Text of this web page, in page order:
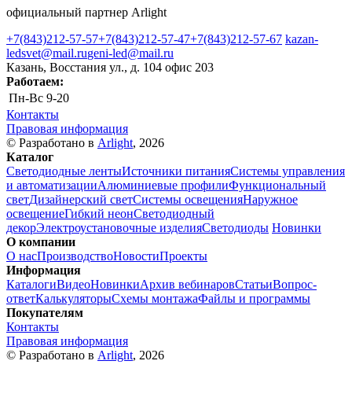
официальный партнер Arlight
+7(843)212-57-57+7(843)212-57-47+7(843)212-57-67 kazan-
ledsvet@mail.rugeni-led@mail.ru
Казань, Восстания ул., д. 104 офис 203
Работаем:
Пн-Вс 9-20
Контакты
Правовая информация
© Разработано в Arlight, 2026
Каталог
Светодиодные лентыИсточники питанияСистемы управления
и автоматизацииАлюминиевые профилиФункциональный
светДизайнерский светСистемы освещенияНаружное
освещениеГибкий неонСветодиодный
декорЭлектроустановочные изделияСветодиоды Новинки
О компании
О насПроизводствоНовостиПроекты
Информация
КаталогиВидеоНовинкиАрхив вебинаровСтатьиВопрос-
ответКалькуляторыСхемы монтажаФайлы и программы
Покупателям
Контакты
Правовая информация
© Разработано в Arlight, 2026